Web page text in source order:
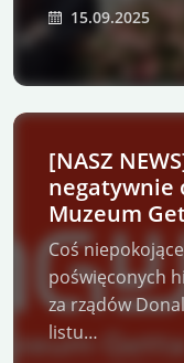
15.09.2025
[NASZ
negatywnie
Muzeum
Coś
poświęconych
za rządów
listu…